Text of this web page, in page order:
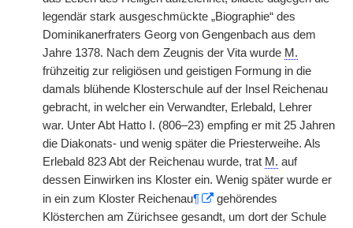
legendär stark ausgeschmückte „Biographie“ des
Dominikanerfraters Georg von Gengenbach aus dem
Jahre 1378. Nach dem Zeugnis der Vita wurde M.
frühzeitig zur religiösen und geistigen Formung in die
damals blühende Klosterschule auf der Insel Reichenau
gebracht, in welcher ein Verwandter, Erlebald, Lehrer
war. Unter Abt Hatto I. (806–23) empfing er mit 25 Jahren
die Diakonats- und wenig später die Priesterweihe. Als
Erlebald 823 Abt der Reichenau wurde, trat M. auf
dessen Einwirken ins Kloster ein. Wenig später wurde er
in ein zum Kloster Reichenau¶
gehörendes
Klösterchen am Zürichsee gesandt, um dort der Schule